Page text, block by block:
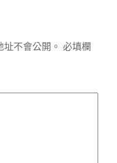
不會公開。 必填欄